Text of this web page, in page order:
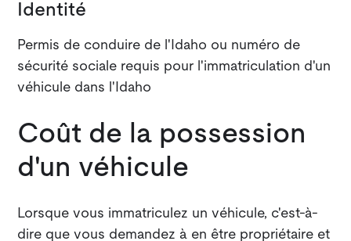
Identité
Permis de conduire de l'Idaho ou numéro de
sécurité sociale requis pour l'immatriculation d'un
véhicule dans l'Idaho
Coût de la possession
d'un véhicule
Lorsque vous immatriculez un véhicule, c'est-à-
dire que vous demandez à en être propriétaire et